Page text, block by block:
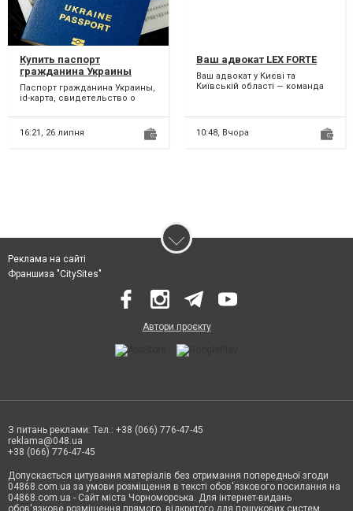
Купить паспорт
гражданина Украины
Паспорт гражданина Украины,
id-карта, свидетельство о
идентификацион...
16:21, 26 липня
Ваш адвокат LEX FORTE
Ваш адвокат у Києві та
Київській області — команда
10:48, Вчора
Реклама на сайті
Франшиза "CitySites"
Автори проєкту
З питань реклами: Тел.: +38 (066) 776-47-45
reklama@048.ua
+38 (066) 776-47-45
Допускається цитування матеріалів без отримання попередньої згоди
04868.com.ua за умови розміщення в тексті обов'язкового посилання на
04868.com.ua - Сайт міста Чорноморська. Для інтернет-видань
обов'язкове розміщення прямого, відкритого для пошукових систем